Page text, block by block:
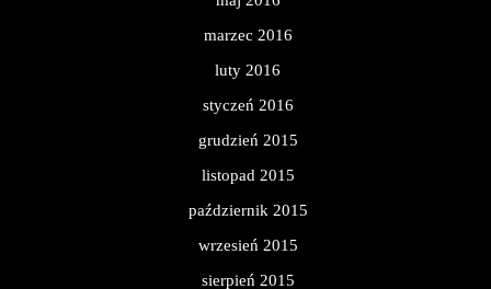
marzec 2016
luty 2016
styczeń 2016
grudzień 2015
listopad 2015
październik 2015
wrzesień 2015
sierpień 2015